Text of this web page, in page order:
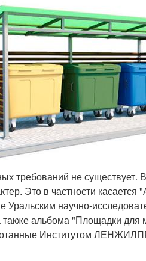
требований не
Это в частности
научно-
также альбома "Площадки
Институтом